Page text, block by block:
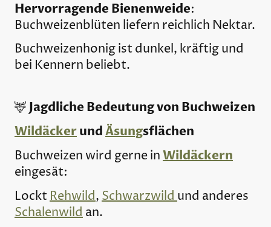
Hervorragende Bienenweide:
Buchweizenblüten liefern reichlich Nektar.
Buchweizenhonig ist dunkel, kräftig und
bei Kennern beliebt.
🦌 Jagdliche Bedeutung von Buchweizen
WildäckerundÄsungsflächen
Buchweizen wird gerne inWildäckern
eingesät:
LocktRehwild,Schwarzwildund anderes
Schalenwildan.